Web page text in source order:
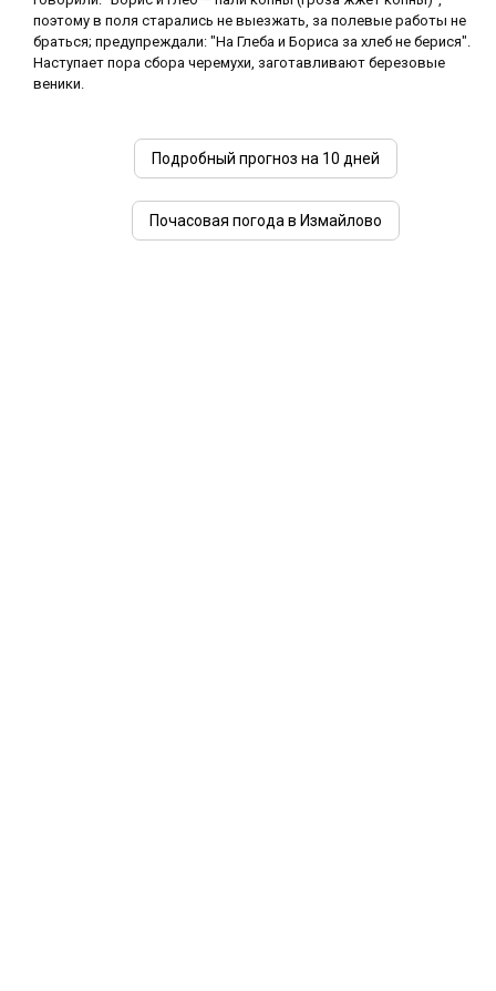
поэтому в поля старались не выезжать, за полевые работы не
браться; предупреждали: "На Глеба и Бориса за хлеб не берися".
Наступает пора сбора черемухи, заготавливают березовые
веники.
Подробный прогноз на 10 дней
Почасовая погода в Измайлово